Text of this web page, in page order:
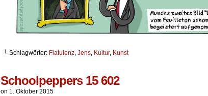
└ Schlagwörter: Flatulenz, Jens, Kultur, Kunst
Schoolpeppers 15 602
on 1. Oktober 2015